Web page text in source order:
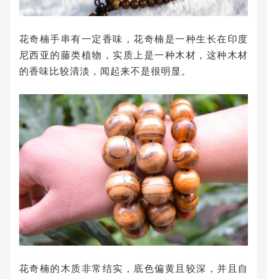
花奇楠手串有一定香味，花奇楠是一种生长在印度
尼西亚的藤类植物，实质上是一种木材，这种木材
的香味比较清淡，闻起来不是很明显。
花奇楠的木质非常结实，底色偏黄且较深，并且自